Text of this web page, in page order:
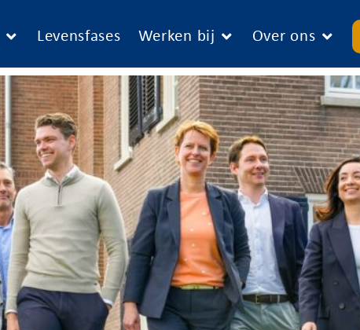
Levensfases Werken bij Over ons